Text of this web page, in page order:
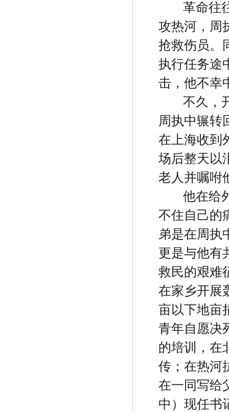
革命往
攻热河，周
抢救伤员。
执行任务途
击，他不幸
不久，
周执中辗转
在上海收到
场后整天以
老人并嘱咐
他在给
不住自己的
弟是在周执
更是与他有
救民的艰难
在家乡开展
亩以下地亩
青年自愿决
的培训，在
传；在热河
在一同写给
中）现任书